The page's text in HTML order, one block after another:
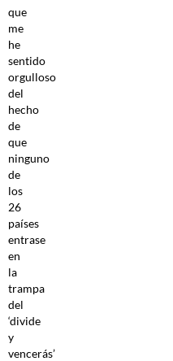
que
me
he
sentido
orgulloso
del
hecho
de
que
ninguno
de
los
26
países
entrase
en
la
trampa
del
‘divide
y
vencerás’